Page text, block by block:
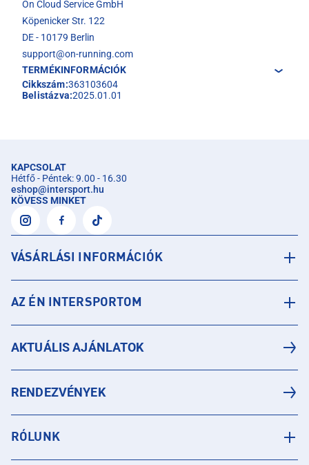
On Cloud Service GmbH
Köpenicker Str. 122
DE - 10179 Berlin
support@on-running.com
TERMÉKINFORMÁCIÓK
Cikkszám:363103604
Belistázva:2025.01.01
KAPCSOLAT
Hétfő - Péntek: 9.00 - 16.30
eshop@intersport.hu
KÖVESS MINKET
VÁSÁRLÁSI INFORMÁCIÓK
AZ ÉN INTERSPORTOM
AKTUÁLIS AJÁNLATOK
RENDEZVÉNYEK
RÓLUNK